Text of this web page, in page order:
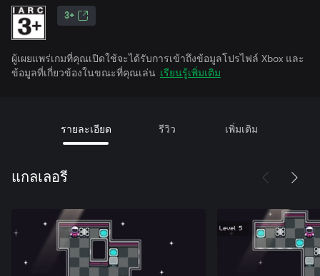
3+
ผู้เผยแพร่เกมที่คุณเปิดใช้จะได้รับการเข้าถึงข้อมูลโปรไฟล์ Xbox และ
ข้อมูลที่เกี่ยวข้องในขณะที่คุณเล่น เรียนรู้เพิ่มเติม
รายละเอียด รีวิว เพิ่มเติม
แกลเลอรี